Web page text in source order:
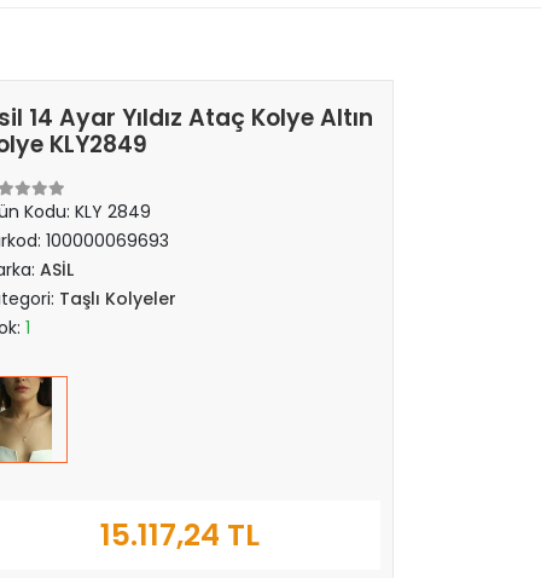
14 Ayar Yıldız Ataç Kolye Altın
KLY2849
Kodu: KLY 2849
100000069693
ASİL
Taşlı Kolyeler
1
15.117,24 TL